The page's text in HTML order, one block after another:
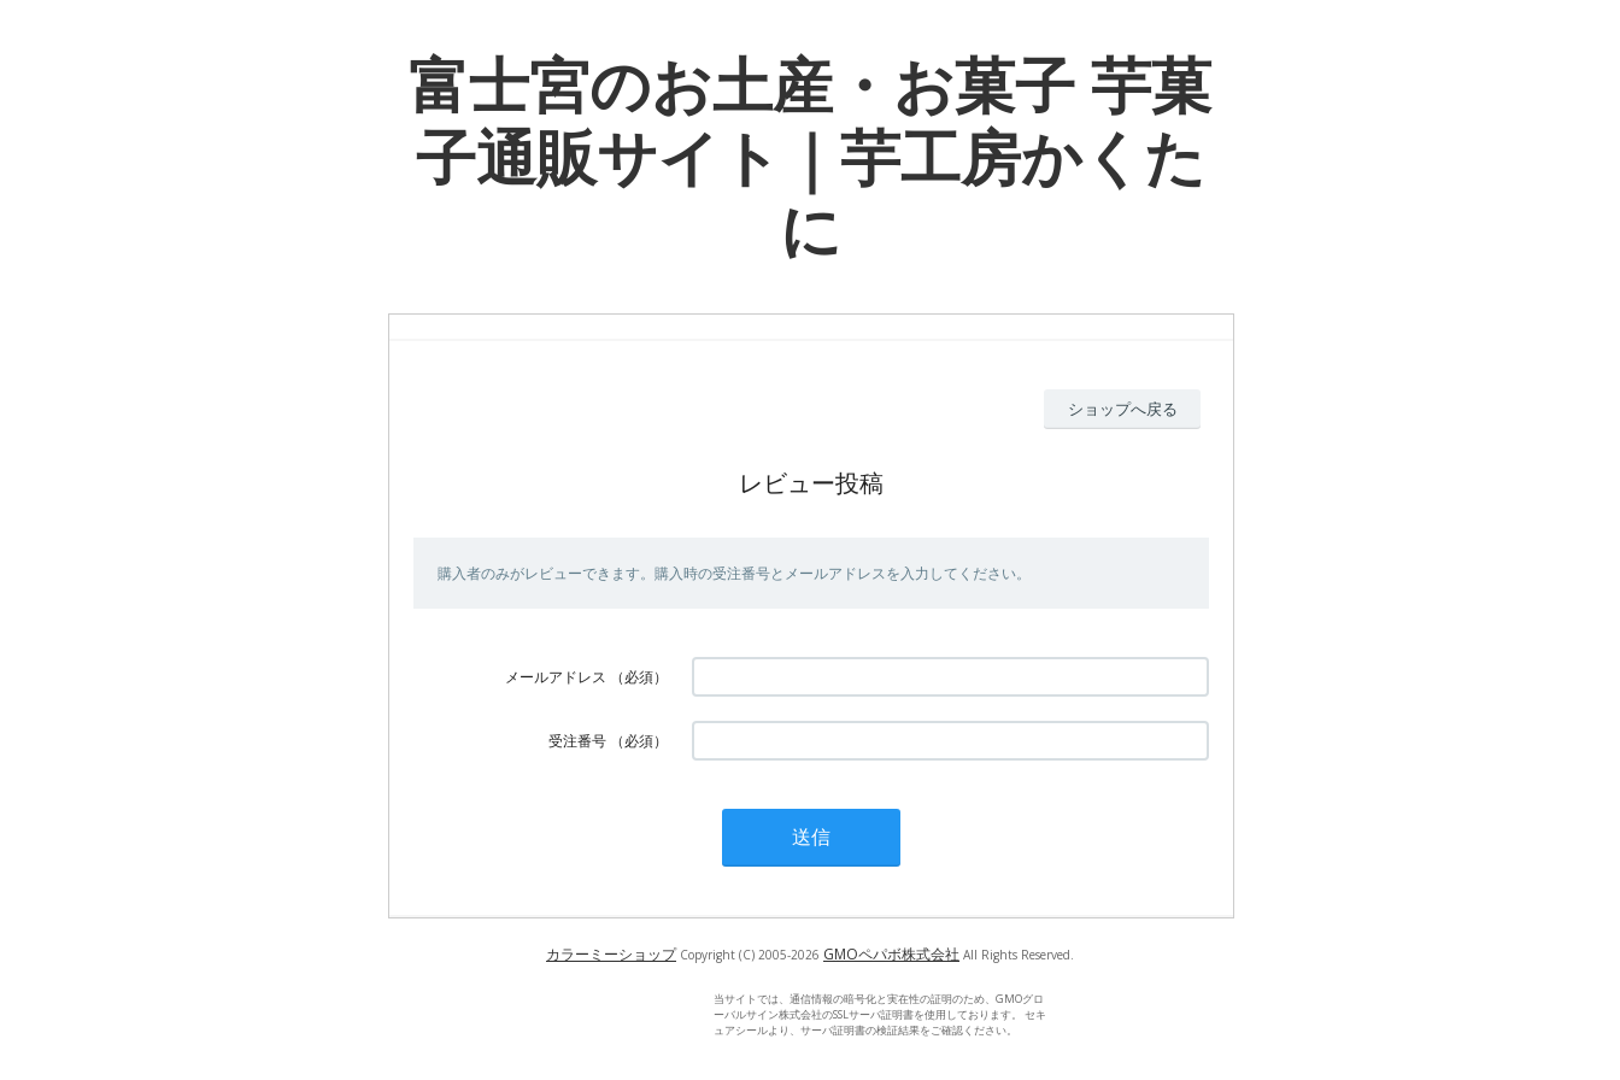
富士宮のお土産・お菓子 芋菓
子通販サイト｜芋工房かくた
に
ショップへ戻る
レビュー投稿
購入者のみがレビューできます。購入時の受注番号とメールアドレスを入力してください。
メールアドレス （必須）
受注番号 （必須）
カラーミーショップCopyright (C) 2005-2026 GMOペパボ株式会社 All Rights Reserved.
当サイトでは、通信情報の暗号化と実在性の証明のため、GMOグロ
ーバルサイン株式会社のSSLサーバ証明書を使用しております。 セキ
ュアシールより、サーバ証明書の検証結果をご確認ください。